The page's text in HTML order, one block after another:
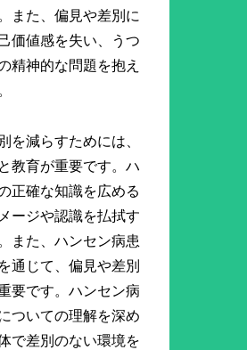
また、偏見や差別に
価値感を失い、うつ
精神的な問題を抱え
を減らすためには、
教育が重要です。ハ
正確な知識を広める
ージや認識を払拭す
また、ハンセン病患
通じて、偏見や差別
要です。ハンセン病
ついての理解を深め
で差別のない環境を